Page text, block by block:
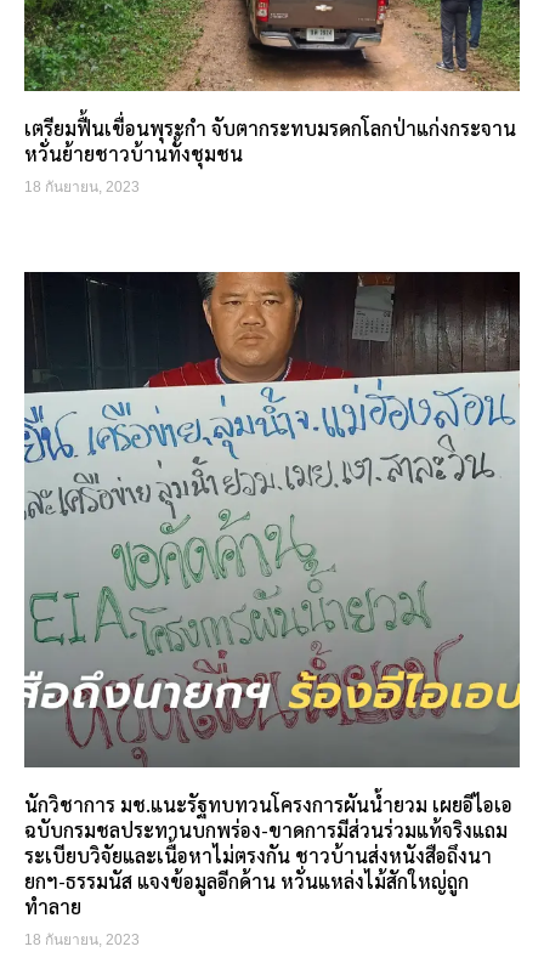
เตรียมฟื้นเขื่อนพุระกำ จับตากระทบมรดกโลกป่าแก่งกระจาน
หวั่นย้ายชาวบ้านทั้งชุมชน
18 กันยายน, 2023
นักวิชาการ มช.แนะรัฐทบทวนโครงการผันน้ำยวม เผยอีไอเอ
ฉบับกรมชลประทานบกพร่อง-ขาดการมีส่วนร่วมแท้จริงแถม
ระเบียบวิจัยและเนื้อหาไม่ตรงกัน ชาวบ้านส่งหนังสือถึงนา
ยกฯ-ธรรมนัส แจงข้อมูลอีกด้าน หวั่นแหล่งไม้สักใหญ่ถูก
ทำลาย
18 กันยายน, 2023